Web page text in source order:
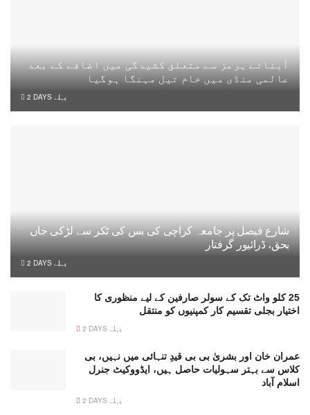
آبنائے ہرمز سے متعلق کشیدگی میں اضافے کے بعد
عالمی منڈی میں خام تیل مہنگا ہوگیا
2 DAYS پہلے
شارع فیصل پر جامعہ کراچی کی بس کی ٹکر سے لڑکی جاں
بحق، ڈرائیور گرفتار
2 DAYS پہلے
25 کلو واٹ تک کے سولر صارفین کے لیے منظوری کا
اختیار بجلی تقسیم کار کمپنیوں کو منتقل
2 DAYS پہلے
عمران خان اور بشریٰ بی بی قیدِ تنہائی میں نہیں، بی
کلاس سے بہتر سہولیات حاصل ہیں، ایڈووکیٹ جنرل
اسلام آباد
2 DAYS پہلے